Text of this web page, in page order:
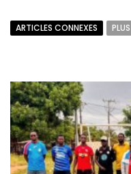
ARTICLES CONNEXES